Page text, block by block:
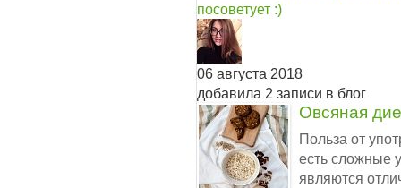
посоветует :)
06 августа 2018
добавила 2 записи в блог
Овсяная
Польза от
есть сложные
являются